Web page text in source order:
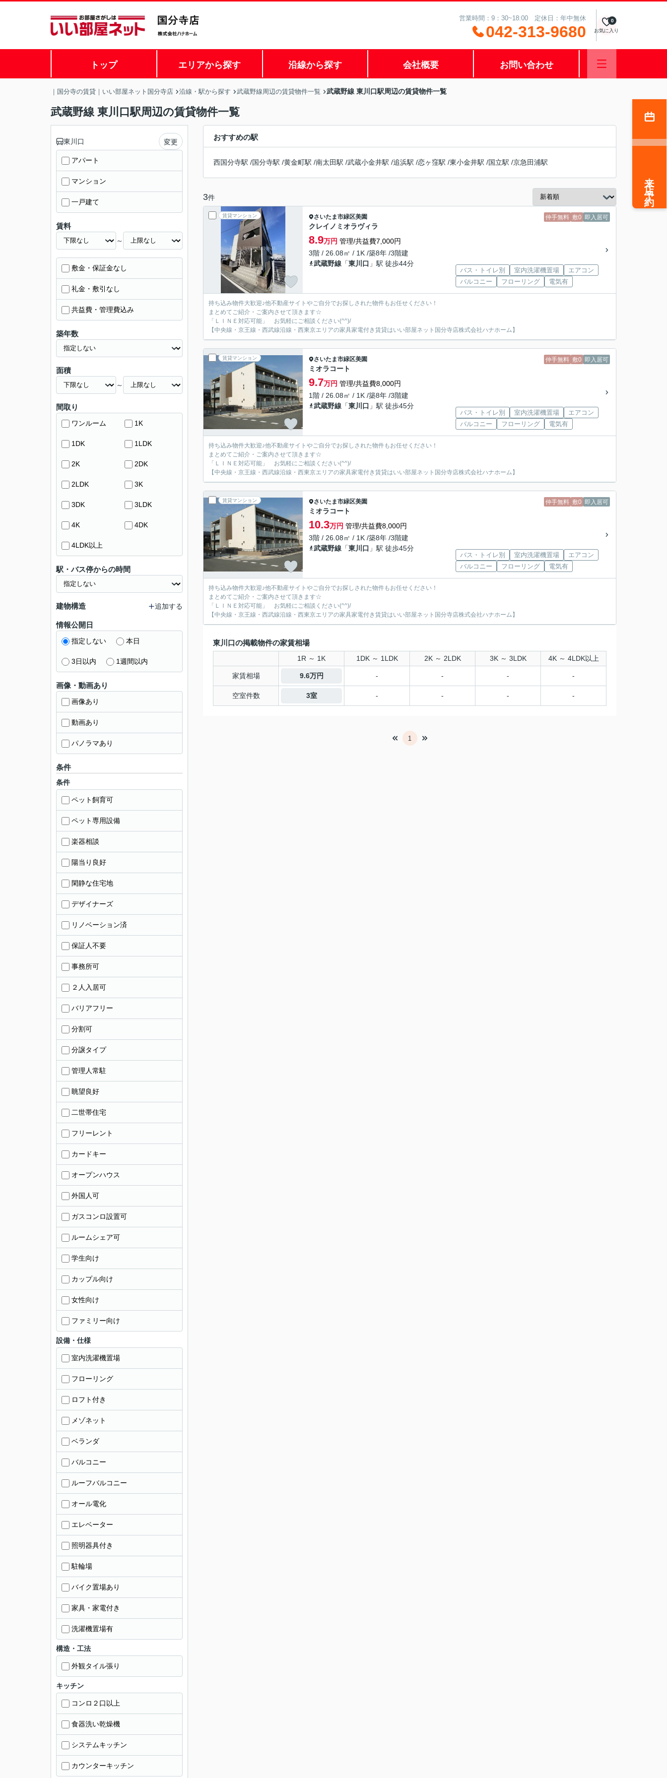
営業時間：9：30~18:00 定休日：年中無休
042-313-9680 お気に入り
0
トップ エリアから探す 沿線から探す 会社概要 お問い合わせ
｜国分寺の賃貸｜いい部屋ネット国分寺店 沿線・駅から探す 武蔵野線周辺の賃貸物件一覧 武蔵野線 東川口駅周辺の賃貸物件一覧
武蔵野線 東川口駅周辺の賃貸物件一覧
おすすめの駅
西国分寺駅 /国分寺駅 /黄金町駅 /南太田駅 /武蔵小金井駅 /追浜駅 /恋ヶ窪駅 /東小金井駅 /国立駅 /京急田浦駅
3件
賃貸マンション 仲手無料 敷0 即入居可
さいたま市緑区美園
クレイノミオラヴィラ
8.9万円 管理/共益費7,000円
3階 / 26.08㎡ / 1K /築8年 /3階建
武蔵野線 「東川口 」駅 徒歩44分
バス・トイレ別 室内洗濯機置場
エアコン
バルコニー
フローリング 電気有
持ち込み物件大歓迎♪他不動産サイトやご自分でお探しされた物件もお任せください！
まとめてご紹介・ご案内させて頂きます☆
「ＬＩＮＥ対応可能」 お気軽にご相談ください(^^)/
【中央線・京王線・西武線沿線・西東京エリアの家具家電付き賃貸はいい部屋ネット国分寺店株式会社ハナホーム】
賃貸マンション 仲手無料 敷0 即入居可
さいたま市緑区美園
ミオラコート
9.7万円 管理/共益費8,000円
1階 / 26.08㎡ / 1K /築8年 /3階建
武蔵野線 「東川口 」駅 徒歩45分
バス・トイレ別 室内洗濯機置場
エアコン
バルコニー
フローリング 電気有
持ち込み物件大歓迎♪他不動産サイトやご自分でお探しされた物件もお任せください！
まとめてご紹介・ご案内させて頂きます☆
「ＬＩＮＥ対応可能」 お気軽にご相談ください(^^)/
【中央線・京王線・西武線沿線・西東京エリアの家具家電付き賃貸はいい部屋ネット国分寺店株式会社ハナホーム】
賃貸マンション 仲手無料 敷0 即入居可
さいたま市緑区美園
ミオラコート
10.3万円 管理/共益費8,000円
3階 / 26.08㎡ / 1K /築8年 /3階建
武蔵野線 「東川口 」駅 徒歩45分
バス・トイレ別 室内洗濯機置場
エアコン
バルコニー
フローリング 電気有
持ち込み物件大歓迎♪他不動産サイトやご自分でお探しされた物件もお任せください！
まとめてご紹介・ご案内させて頂きます☆
「ＬＩＮＥ対応可能」 お気軽にご相談ください(^^)/
【中央線・京王線・西武線沿線・西東京エリアの家具家電付き賃貸はいい部屋ネット国分寺店株式会社ハナホーム】
東川口の掲載物件の家賃相場
1R ～ 1K 1DK ～ 1LDK 2K ～ 2LDK 3K ～ 3LDK 4K ～ 4LDK以上
家賃相場 9.6万円 - - - -
空室件数 3室 - - - -
1
東川口 変更
アパート
マンション
一戸建て
賃料
～
敷金・保証金なし
礼金・敷引なし
共益費・管理費込み
築年数
面積
～
間取り
ワンルーム 1K
1DK 1LDK
2K 2DK
2LDK 3K
3DK 3LDK
4K 4DK
4LDK以上
駅・バス停からの時間
建物構造 追加する
情報公開日
指定しない 本日
3日以内 1週間以内
画像・動画あり
画像あり
動画あり
パノラマあり
条件
条件
ペット飼育可
ペット専用設備
楽器相談
陽当り良好
閑静な住宅地
デザイナーズ
リノベーション済
保証人不要
事務所可
２人入居可
バリアフリー
分割可
分譲タイプ
管理人常駐
眺望良好
二世帯住宅
フリーレント
カードキー
オープンハウス
外国人可
ガスコンロ設置可
ルームシェア可
学生向け
カップル向け
女性向け
ファミリー向け
設備・仕様
室内洗濯機置場
フローリング
ロフト付き
メゾネット
ベランダ
バルコニー
ルーフバルコニー
オール電化
エレベーター
照明器具付き
駐輪場
バイク置場あり
家具・家電付き
洗濯機置場有
構造・工法
外観タイル張り
キッチン
コンロ２口以上
食器洗い乾燥機
システムキッチン
カウンターキッチン
来店予約